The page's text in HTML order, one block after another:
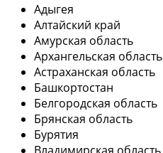
Адыгея
Алтайский край
Амурская область
Архангельская область
Астраханская область
Башкортостан
Белгородская область
Брянская область
Бурятия